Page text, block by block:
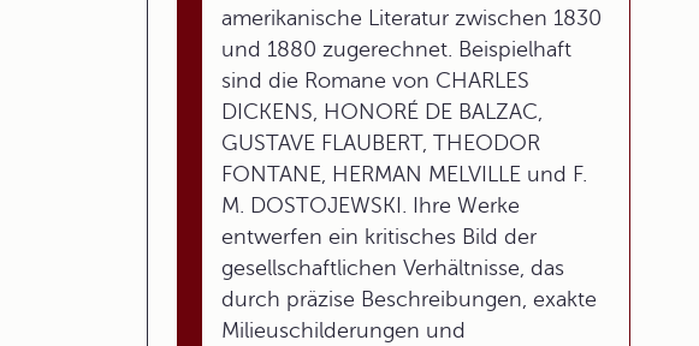
amerikanische Literatur zwischen 1830
und 1880 zugerechnet. Beispielhaft
sind die Romane von CHARLES
DICKENS, HONORÉ DE BALZAC,
GUSTAVE FLAUBERT, THEODOR
FONTANE, HERMAN MELVILLE und F.
M. DOSTOJEWSKI. Ihre Werke
entwerfen ein kritisches Bild der
gesellschaftlichen Verhältnisse, das
durch präzise Beschreibungen, exakte
Milieuschilderungen und